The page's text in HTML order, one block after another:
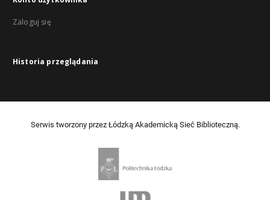
Zaloguj się
Historia przeglądania
Serwis tworzony przez Łódzką Akademicką Sieć Biblioteczną.